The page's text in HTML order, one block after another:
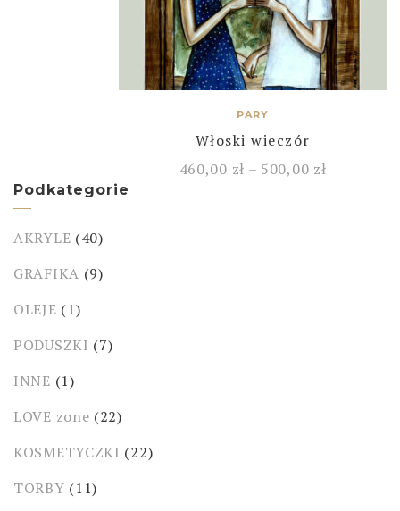
PARY
Włoski wieczór
460,00 zł – 500,00 zł
Podkategorie
AKRYLE (40)
GRAFIKA (9)
OLEJE (1)
PODUSZKI (7)
INNE (1)
LOVE zone (22)
KOSMETYCZKI (22)
TORBY (11)